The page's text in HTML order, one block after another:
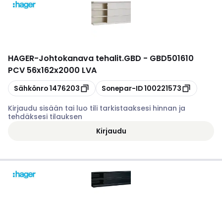
HAGER-Johtokanava tehalit.GBD - GBD501610
PCV 56x162x2000 LVA
Kopioi
Sähkönro1476203 Kopioi
Sonepar-ID100221573
Kirjaudu sisään tai luo tili tarkistaaksesi hinnan ja
tehdäksesi tilauksen
Kirjaudu